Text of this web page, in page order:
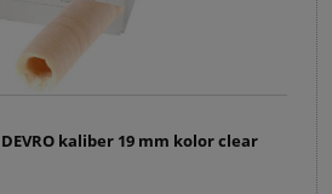
kaliber 19 mm kolor clear